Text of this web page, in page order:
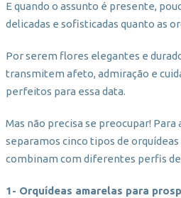
E quando o assunto é presente,
delicadas e sofisticadas quanto as
Por serem flores elegantes e
transmitem afeto, admiração e
perfeitos para essa data.
Mas não precisa se preocupar! Para
separamos cinco tipos de
combinam com diferentes perfis
1- Orquídeas amarelas para